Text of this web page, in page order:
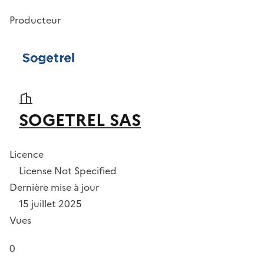
Producteur
SOGETREL SAS
Licence
License Not Specified
Dernière mise à jour
15 juillet 2025
Vues
0